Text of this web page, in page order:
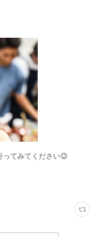
てみてください😉